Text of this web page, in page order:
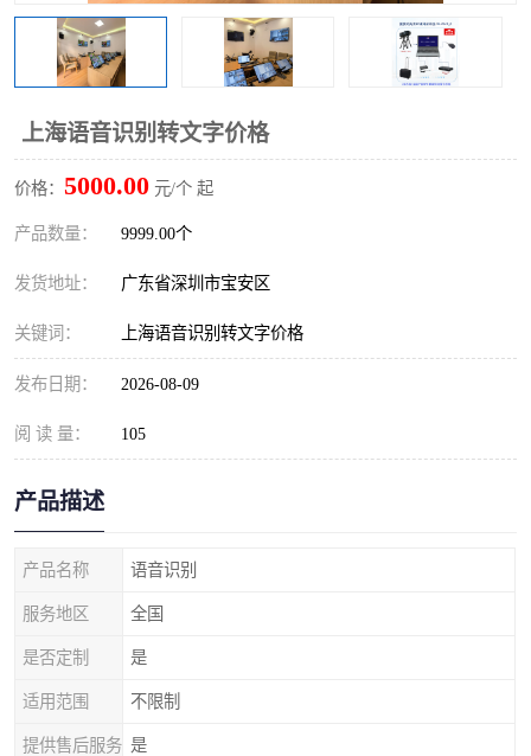
上海语音识别转文字价格
价格： 5000.00 元/个 起
产品数量： 9999.00个
发货地址： 广东省深圳市宝安区
关键词： 上海语音识别转文字价格
发布日期： 2026-08-09
阅 读 量： 105
产品描述
产品名称 语音识别
服务地区 全国
是否定制 是
适用范围 不限制
提供售后服务 是